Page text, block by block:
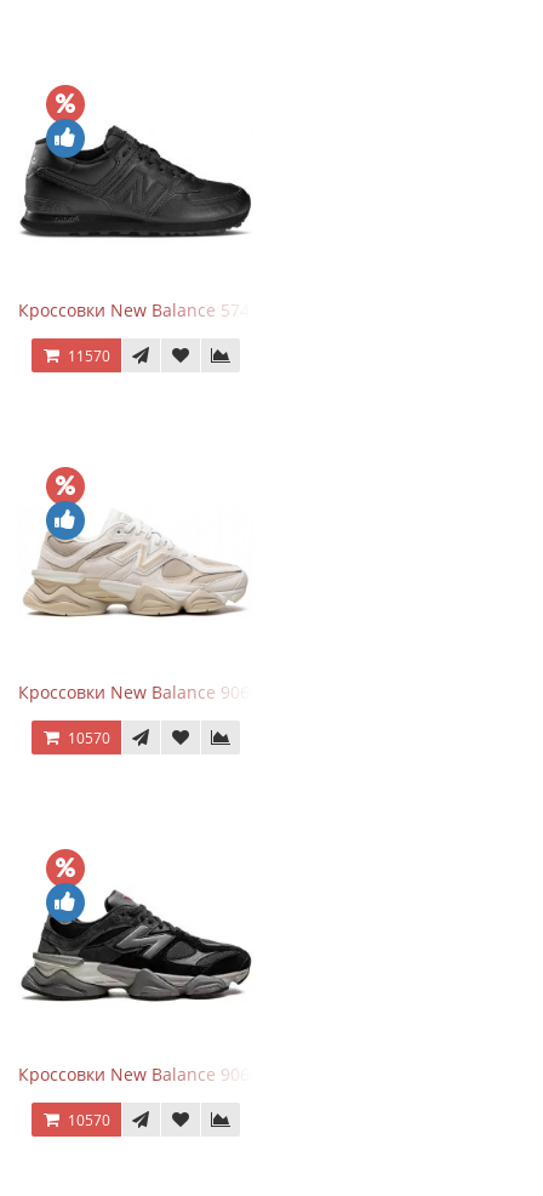
Кроссовки New Balance 574 Triple Black Leather
11570
Кроссовки New Balance 9060 Beige White
10570
Кроссовки New Balance 9060 Black Castlerock
10570